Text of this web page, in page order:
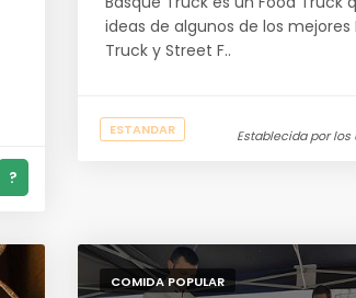
?
ideas de algunos de los mejores
Truck y Street F..
ESTANDAR Establecida por los
COMIDA POPULAR